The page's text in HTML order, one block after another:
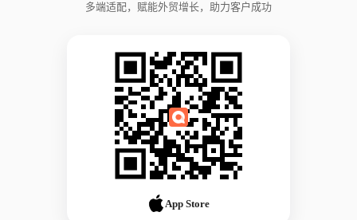
多端适配，赋能外贸增长，助力客户成功
App Store